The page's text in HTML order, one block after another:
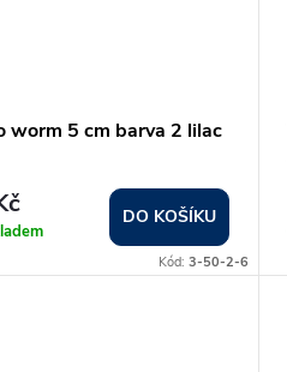
worm 5 cm barva 2 lilac
DO KOŠÍKU
Kód: 3-50-2-6